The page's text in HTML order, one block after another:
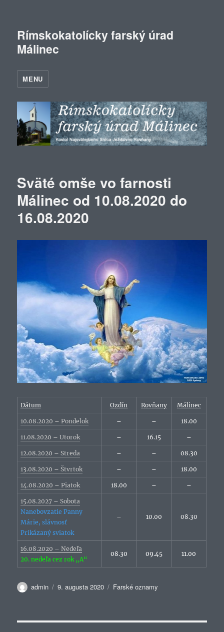
Rímskokatolícky farský úrad
Málinec
MENU
Sväté omše vo farnosti
Málinec od 10.08.2020 do
16.08.2020
Dátum Ozdín Rovňany Málinec
10.08.2020 – Pondelok – – 18.00
11.08.2020 – Utorok – 16.15 –
12.08.2020 – Streda – – 08.30
13.08.2020 – Štvrtok – – 18.00
14.08.2020 – Piatok 18.00 – –
15.08.2027 – Sobota
Nanebovzatie Panny
Márie, slávnosť
Prikázaný sviatok
– 10.00 08.30
16.08.2020 – Nedeľa
20. nedeľa cez rok „A“
08.30 09.45 11.00
Autor
admin Publikované
9. augusta 2020 Kategórie
Farské oznamy